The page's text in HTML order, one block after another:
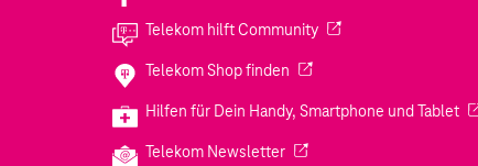
Telekom hilft Community(Wird in einem neuen
Telekom Shop finden (Wird in einem neuen Tab
Hilfen für Dein Handy, Smartphone und Tablet
Telekom Newsletter(Wird in einem neuen Tab